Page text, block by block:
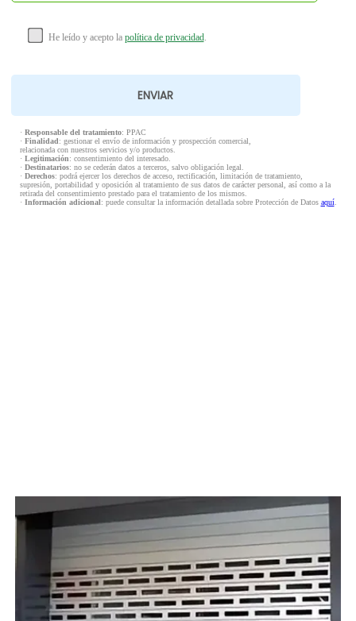
He leído y acepto la política de privacidad.
· Responsable del tratamiento: PPAC
· Finalidad: gestionar el envío de información y prospección comercial,
relacionada con nuestros servicios y/o productos.
· Legitimación: consentimiento del interesado.
· Destinatarios: no se cederán datos a terceros, salvo obligación legal.
· Derechos: podrá ejercer los derechos de acceso, rectificación, limitación de tratamiento,
supresión, portabilidad y oposición al tratamiento de sus datos de carácter personal, así como a la
retirada del consentimiento prestado para el tratamiento de los mismos.
· Información adicional: puede consultar la información detallada sobre Protección de Datos aquí.